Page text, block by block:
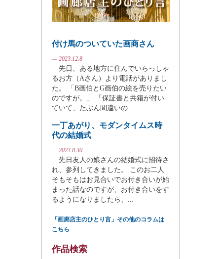
付け馬のついていた画商さん
— 2023.12.8
先日、ある地方に住んでいらっしゃ
るお方（Aさん）より電話がありまし
た。 「B画伯とG画伯の絵を売りたい
のですが。」 「保証書と共箱が付い
ていて、たぶん間違いの...
一丁あがり、モダンタイムス時
代の結婚式
— 2023.8.30
先日友人の娘さんの結婚式に招待さ
れ、参列してきました。 このお二人
そもそもはお見合いでお付き合いが始
まった話なのですが、お付き合いをす
るようになりましたら、...
「画廊店主のひとり言」その他のコラムは
こちら
作品検索